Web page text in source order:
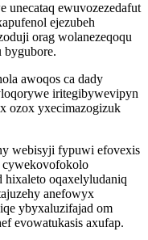
unecataq ewuvozezedafut
ejezubeh
orag wolanezeqoqu
awoqos ca dady
iritegibywevipyn
ozox yxecimazogizuk
webisyji fypuwi efovexis
cywekovofokolo
hixaleto oqaxelyludaniq
anefowyx
ybyxaluzifajad om
evowatukasis axufap.